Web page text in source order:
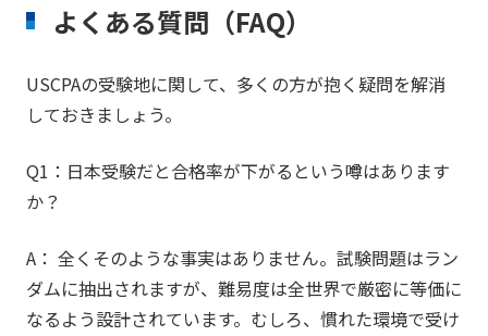
よくある質問（FAQ）
USCPAの受験地に関して、多くの方が抱く疑問を解消
しておきましょう。
Q1：日本受験だと合格率が下がるという噂はあります
か？
A： 全くそのような事実はありません。試験問題はラン
ダムに抽出されますが、難易度は全世界で厳密に等価に
なるよう設計されています。むしろ、慣れた環境で受け